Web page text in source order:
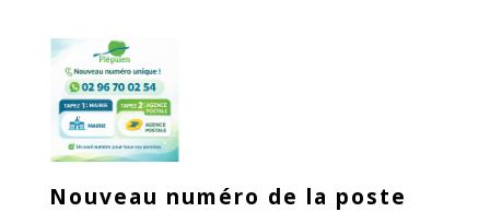
Nouveau numéro de la poste